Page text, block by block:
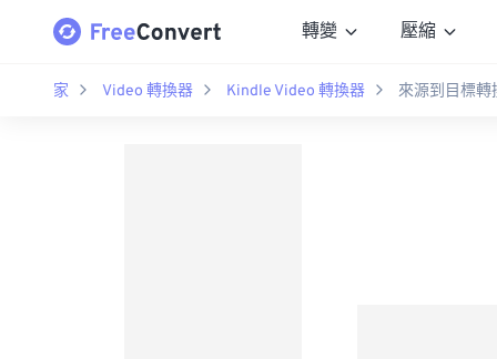
轉變 壓縮
家 Video 轉換器 Kindle Video 轉換器 來源到目標轉